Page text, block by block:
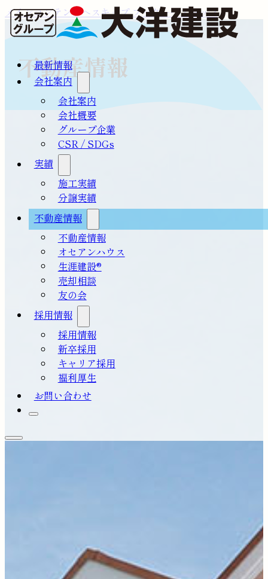
メインコンテンツへスキップフッターへスキップ
最新情報
会社案内
会社案内
会社概要
グループ企業
CSR / SDGs
実績
施工実績
分譲実績
不動産情報
不動産情報
オセアンハウス
生涯建設®
売却相談
友の会
採用情報
採用情報
新卒採用
キャリア採用
福利厚生
お問い合わせ
不動産情報